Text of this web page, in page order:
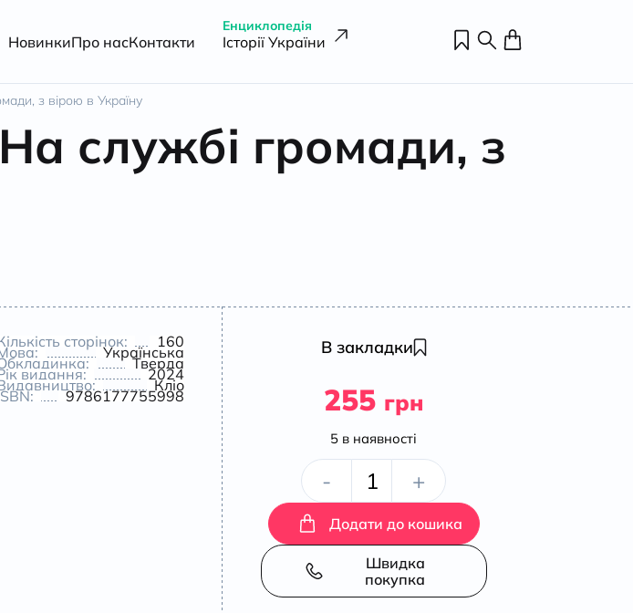
НовинкиПро насКонтакти
Енциклопедія
Історії України
з вірою в Україну
службі громади, з
сторінок: 160
Українська
Тверда
видання: 2024
Кліо
9786177755998
В закладки
255 грн
5 в наявності
-
Павло
Чижевський.
На
+
Додати до кошика
Швидка
покупка